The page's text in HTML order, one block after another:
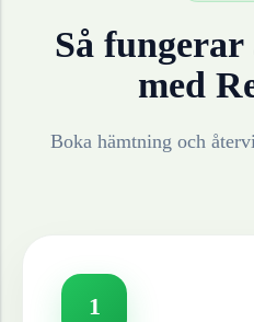
Så
med
Boka hämtning och
1